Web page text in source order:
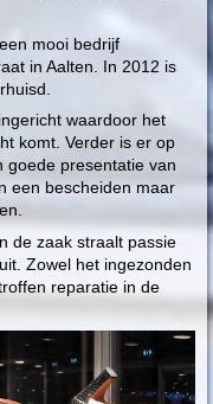
mooi bedrijf
in Aalten. In 2012 is
waardoor het
komt. Verder is er op
goede presentatie van
een bescheiden maar
de zaak straalt passie
Zowel het ingezonden
reparatie in de